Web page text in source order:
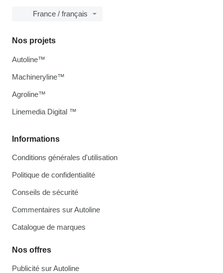
France / français
Informations
Conditions générales d'utilisation
Politique de confidentialité
Conseils de sécurité
Commentaires sur Autoline
Catalogue de marques
Nos offres
Publicité sur Autoline
Nos projets
Autoline™
Machineryline™
Agroline™
Linemedia Digital ™